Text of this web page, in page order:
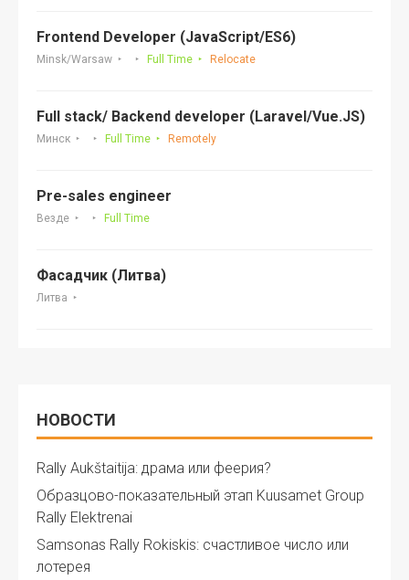
Frontend Developer (JavaScript/ES6)
Minsk/Warsaw Full Time Relocate
Full stack/ Backend developer (Laravel/Vue.JS)
Минск Full Time Remotely
Pre-sales engineer
Везде Full Time
Фасадчик (Литва)
Литва
НОВОСТИ
Rally Aukštaitija: драма или феерия?
Образцово-показательный этап Kuusamet Group
Rally Elektrenai
Samsonas Rally Rokiskis: счастливое число или
лотерея